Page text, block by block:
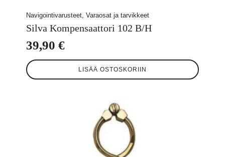
Navigointivarusteet, Varaosat ja tarvikkeet
Silva Kompensaattori 102 B/H
39,90 €
LISÄÄ OSTOSKORIIN